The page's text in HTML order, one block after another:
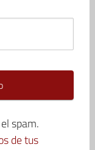
spam.
de tus